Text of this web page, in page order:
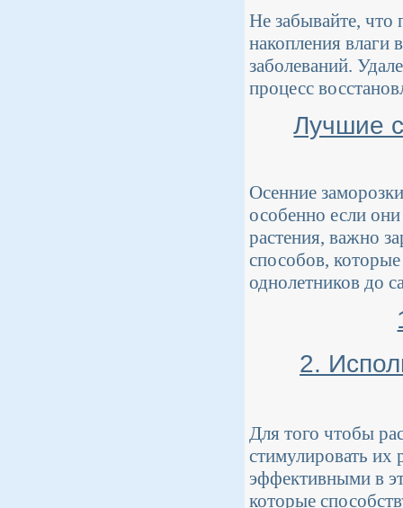
Не забывайте, что
накопления влаги
заболеваний.
процесс
Лучшие
Осенние
особенно если
растения, важно
способов,
однолетников до
2.
Для того чтобы
стимулировать
эффективными в
которые